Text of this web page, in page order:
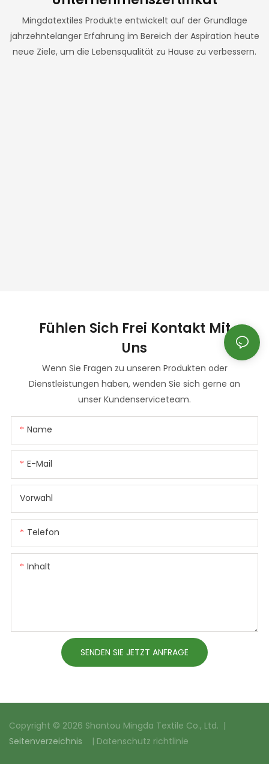
Mingdatextiles Produkte entwickelt auf der Grundlage
jahrzehntelanger Erfahrung im Bereich der Aspiration heute
neue Ziele, um die Lebensqualität zu Hause zu verbessern.
Fühlen Sich Frei Kontakt Mit
Uns
Wenn Sie Fragen zu unseren Produkten oder
Dienstleistungen haben, wenden Sie sich gerne an
unser Kundenserviceteam.
Name
E-Mail
Vorwahl
Telefon
Inhalt
SENDEN SIE JETZT ANFRAGE
Copyright © 2026 Shantou Mingda Textile Co., Ltd. |
Seitenverzeichnis
| Datenschutz richtlinie